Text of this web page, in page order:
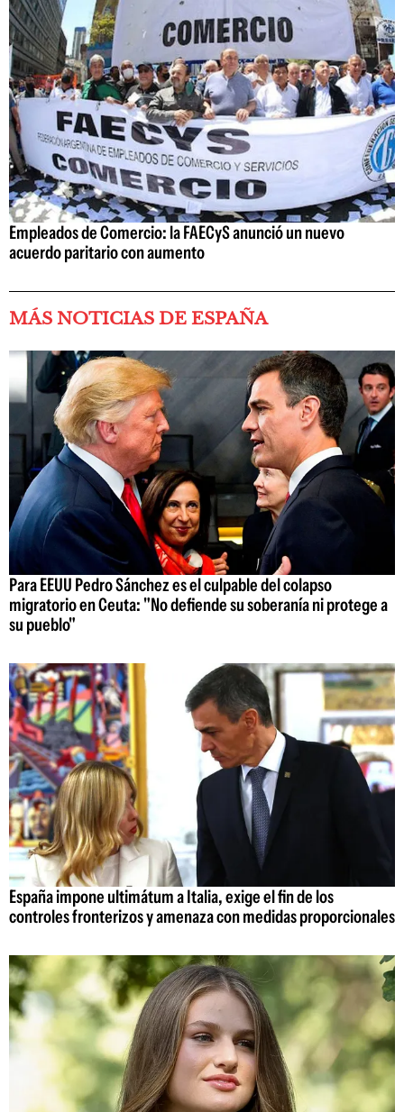
Empleados de Comercio: la FAECyS anunció un nuevo
acuerdo paritario con aumento
MÁS NOTICIAS DE ESPAÑA
Para EEUU Pedro Sánchez es el culpable del colapso
migratorio en Ceuta: "No defiende su soberanía ni protege a
su pueblo"
España impone ultimátum a Italia, exige el fin de los
controles fronterizos y amenaza con medidas proporcionales